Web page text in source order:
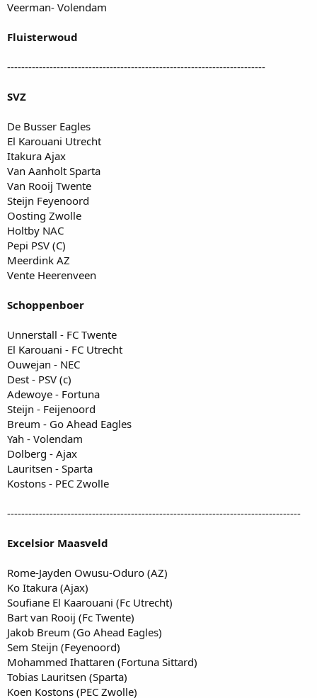
Veerman- Volendam
Fluisterwoud
-------------------------------------------------------------------------
SVZ
De Busser Eagles
El Karouani Utrecht
Itakura Ajax
Van Aanholt Sparta
Van Rooij Twente
Steijn Feyenoord
Oosting Zwolle
Holtby NAC
Pepi PSV (C)
Meerdink AZ
Vente Heerenveen
Schoppenboer
Unnerstall - FC Twente
El Karouani - FC Utrecht
Ouwejan - NEC
Dest - PSV (c)
Adewoye - Fortuna
Steijn - Feijenoord
Breum - Go Ahead Eagles
Yah - Volendam
Dolberg - Ajax
Lauritsen - Sparta
Kostons - PEC Zwolle
-----------------------------------------------------------------------------------
Excelsior Maasveld
Rome-Jayden Owusu-Oduro (AZ)
Ko Itakura (Ajax)
Soufiane El Kaarouani (Fc Utrecht)
Bart van Rooij (Fc Twente)
Jakob Breum (Go Ahead Eagles)
Sem Steijn (Feyenoord)
Mohammed Ihattaren (Fortuna Sittard)
Tobias Lauritsen (Sparta)
Koen Kostons (PEC Zwolle)